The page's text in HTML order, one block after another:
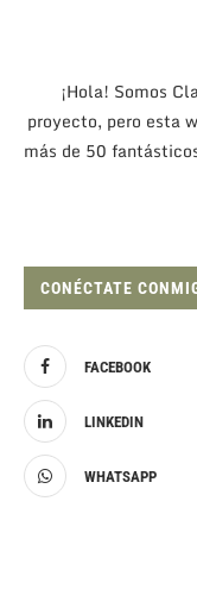
¡Hola! Somos
proyecto, pero esta
más de 50
CONÉCTATE
FACEBOOK
LINKEDIN
WHATSAPP